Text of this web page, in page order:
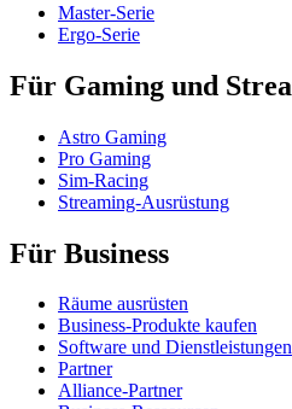
Master-Serie
Ergo-Serie
Für Gaming und
Astro Gaming
Pro Gaming
Sim-Racing
Streaming-Ausrüstung
Für Business
Räume ausrüsten
Business-Produkte kaufen
Software und Dienstleistungen
Partner
Alliance-Partner